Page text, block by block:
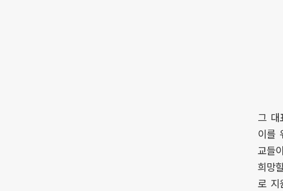
그 대
이를
교들
희망
로 지